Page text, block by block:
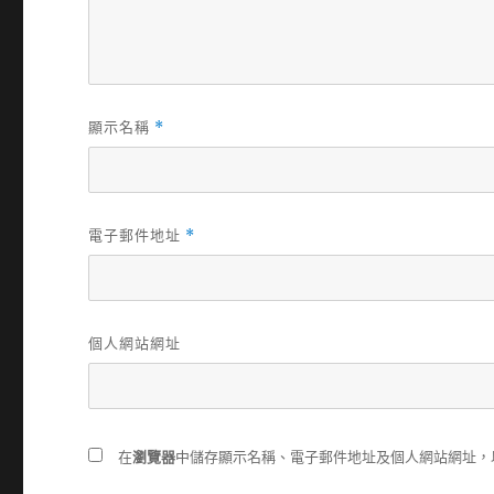
顯示名稱 *
電子郵件地址 *
個人網站網址
在瀏覽器中儲存顯示名稱、電子郵件地址及個人網站網址